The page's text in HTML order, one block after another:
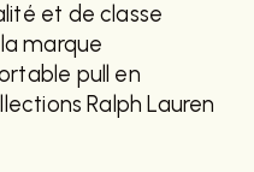
et de classe
marque
pull en
Ralph Lauren